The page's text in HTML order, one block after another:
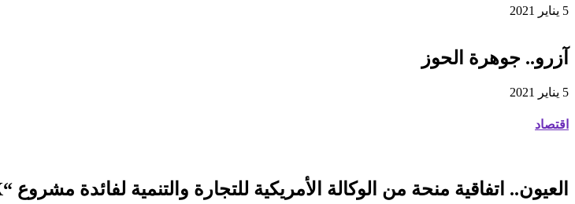
5 يناير 2021
آزرو.. جوهرة الحوز
5 يناير 2021
اقتصاد
العيون.. اتفاقية منحة من الوكالة الأمريكية للتجارة والتنمية لفائدة مشروع “ORNX” بغية إنتاج الأمونيا الخضراء